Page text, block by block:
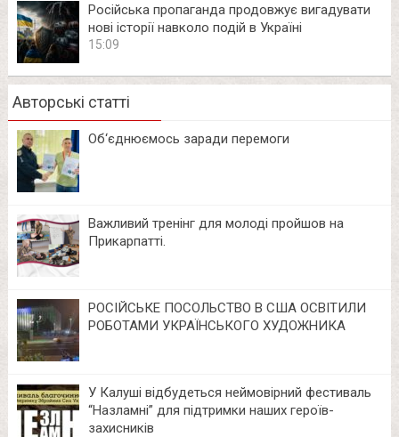
Російська пропаганда продовжує вигадувати
нові історії навколо подій в Україні
15:09
Авторські статті
Об‘єднюємось заради перемоги
Важливий тренінг для молоді пройшов на
Прикарпатті.
РОСІЙСЬКЕ ПОСОЛЬСТВО В США ОСВІТИЛИ
РОБОТАМИ УКРАЇНСЬКОГО ХУДОЖНИКА
У Калуші відбудеться неймовірний фестиваль
“Назламні” для підтримки наших героїв-
захисників